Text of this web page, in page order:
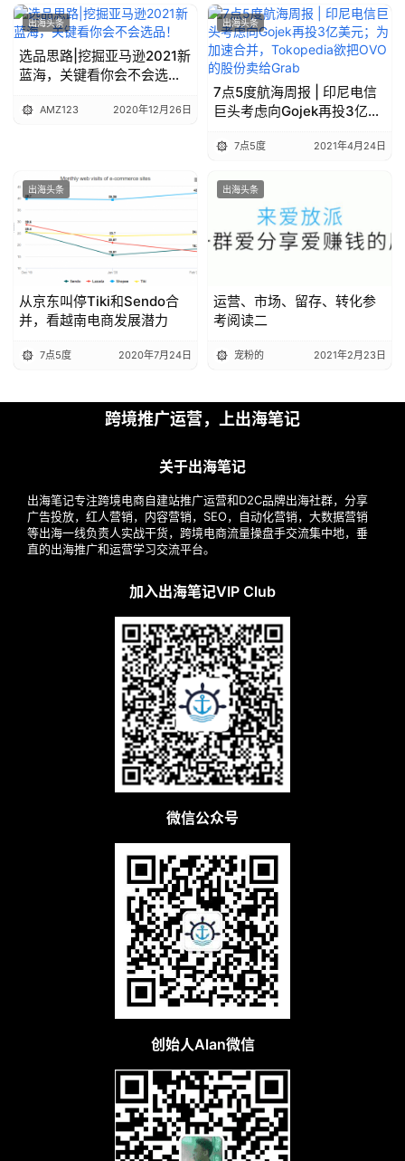
出海头条
选品思路|挖掘亚马逊2021新
蓝海，关键看你会不会选
AMZ123 2020年12月26日
出海头条
7点5度航海周报 | 印尼电信
巨头考虑向Gojek再投3亿美
Tokopedia欲把OVO的股份
7点5度 2021年4月24日
出海头条
从京东叫停Tiki和Sendo合
并，看越南电商发展潜力
7点5度 2020年7月24日
出海头条
运营、市场、留存、转化参
考阅读二
宠粉的 2021年2月23日
跨境推广运营，上出海笔记
关于出海笔记
出海笔记专注跨境电商自建站推广运营和D2C品牌出海社群，分享
广告投放，红人营销，内容营销，SEO，自动化营销，大数据营销
等出海一线负责人实战干货，跨境电商流量操盘手交流集中地，垂
直的出海推广和运营学习交流平台。
加入出海笔记VIP Club
微信公众号
创始人Alan微信